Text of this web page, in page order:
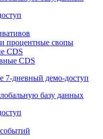
7-дневный
базу данных
процентные свопы
CDS
CDS
7-дневный
базу данных